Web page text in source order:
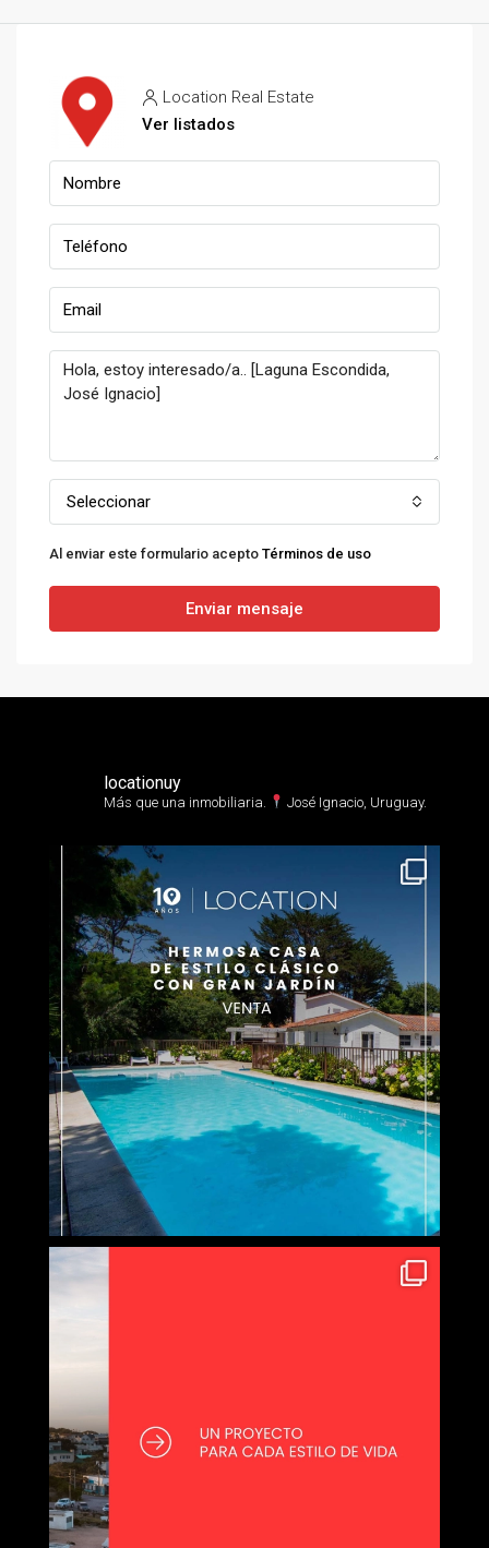
Location Real Estate
Ver listados
Seleccionar
Al enviar este formulario acepto Términos de uso
Enviar mensaje
locationuy
Más que una inmobiliaria.⁣ José Ignacio, Uruguay.